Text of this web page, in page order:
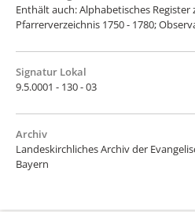
Enthält auch: Alphabetisches Register
Pfarrerverzeichnis 1750 - 1780;
Signatur Lokal
9.5.0001 - 130 - 03
Archiv
Landeskirchliches Archiv der
Bayern